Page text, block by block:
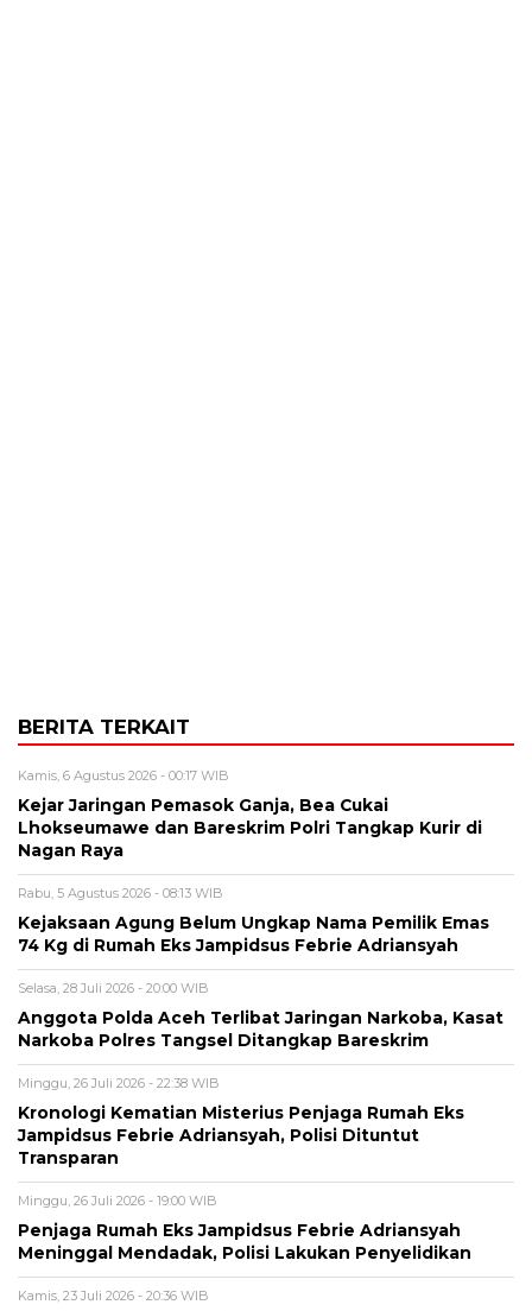
BERITA TERKAIT
Kamis, 6 Agustus 2026 - 00:17 WIB
Kejar Jaringan Pemasok Ganja, Bea Cukai
Lhokseumawe dan Bareskrim Polri Tangkap Kurir di
Nagan Raya
Rabu, 5 Agustus 2026 - 08:13 WIB
Kejaksaan Agung Belum Ungkap Nama Pemilik Emas
74 Kg di Rumah Eks Jampidsus Febrie Adriansyah
Selasa, 28 Juli 2026 - 20:00 WIB
Anggota Polda Aceh Terlibat Jaringan Narkoba, Kasat
Narkoba Polres Tangsel Ditangkap Bareskrim
Minggu, 26 Juli 2026 - 22:38 WIB
Kronologi Kematian Misterius Penjaga Rumah Eks
Jampidsus Febrie Adriansyah, Polisi Dituntut
Transparan
Minggu, 26 Juli 2026 - 19:00 WIB
Penjaga Rumah Eks Jampidsus Febrie Adriansyah
Meninggal Mendadak, Polisi Lakukan Penyelidikan
Kamis, 23 Juli 2026 - 20:36 WIB